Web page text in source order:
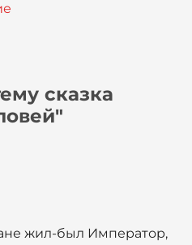
сказка
жил-был Император,